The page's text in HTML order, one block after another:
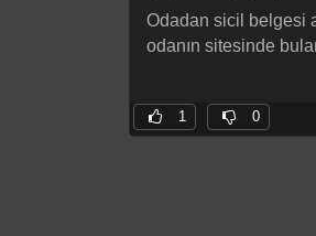
Odadan sicil belgesi
odanın sitesinde
1 0